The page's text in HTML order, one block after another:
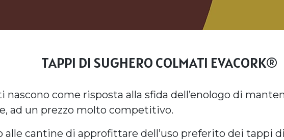
TAPPI DI SUGHERO COLMATI EVACORK®
come risposta alla sfida dell’enologo di
ad un prezzo molto competitivo.
cantine di approfittare dell’uso preferito dei tappi